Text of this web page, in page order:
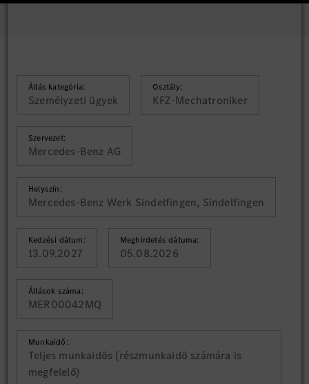
Állás kategória:
Személyzeti ügyek
Osztály:
KFZ-Mechatroniker
Szervezet:
Mercedes-Benz AG
Helyszín:
Mercedes-Benz Werk Sindelfingen, Sindelfingen
Kedzési dátum:
13.09.2027
Meghirdetés dátuma:
05.08.2026
Állások száma:
MER00042MQ
Munkaidő:
Teljes munkaidős (részmunkaidő számára is
megfelelő)